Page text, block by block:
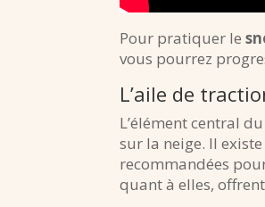
Pour pratiquer le
vous pourrez
L’aile de
L’élément central
sur la neige. Il
recommandées
quant à elles,